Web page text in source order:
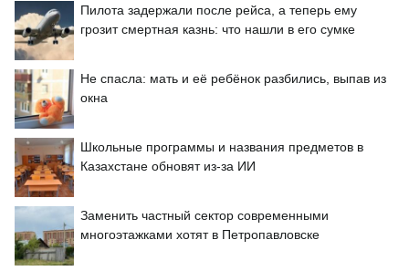
Пилота задержали после рейса, а теперь ему
грозит смертная казнь: что нашли в его сумке
Не спасла: мать и её ребёнок разбились, выпав из
окна
Школьные программы и названия предметов в
Казахстане обновят из-за ИИ
Заменить частный сектор современными
многоэтажками хотят в Петропавловске